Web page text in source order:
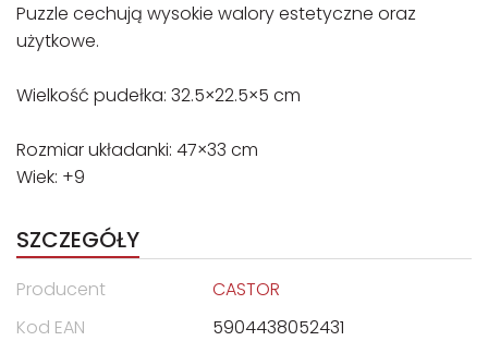
Puzzle cechują wysokie walory estetyczne oraz
użytkowe.
Wielkość pudełka: 32.5×22.5×5 cm
Rozmiar układanki: 47×33 cm
Wiek: +9
SZCZEGÓŁY
Producent
CASTOR
Kod EAN
5904438052431